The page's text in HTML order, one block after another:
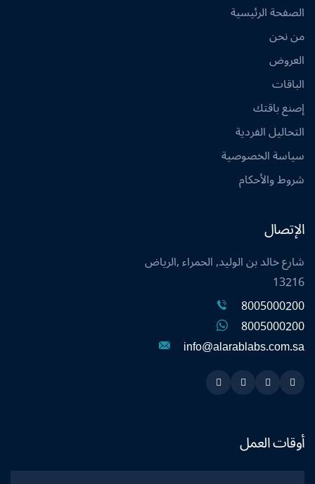
الصفحة الرئيسية
من نحن
العروض
الباقات
إصنع باقتك
التحاليل الفردية
سياسة الخصوصية
شروط والأحكام
الإتصال
شارع خالد بن الوليد, الحمراء ,الرياض
13216
8005000200
8005000200
info@alarablabs.com.sa
Snapchat
Twitter
Linkedin
Instagram
أوقات العمل